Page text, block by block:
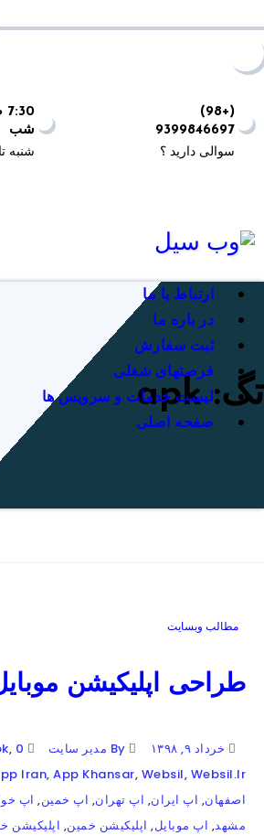
to
content
(+98)
9399846697
سوالی دارید ؟
شب
شنبه
ارتباط با ما
در باره ما
ثبت سفارش
فرصتهای شغلی
لیست خدمات و سرویس ها
صفحه اصلی
تگ: apk
مطالب وبسایت
طراحی اپلیکیشن
خرداد ۹, ۱۳۹۸ By مدیر سایت 0 Comments
,
Iran, App Khansar, Websil, Websil.ir
اصفهان, اپ ایران, اپ تهران, اپ خمین, اپ
مشهد, اپ موبایل, اپلیکیشن خمین, اپلیکیشن